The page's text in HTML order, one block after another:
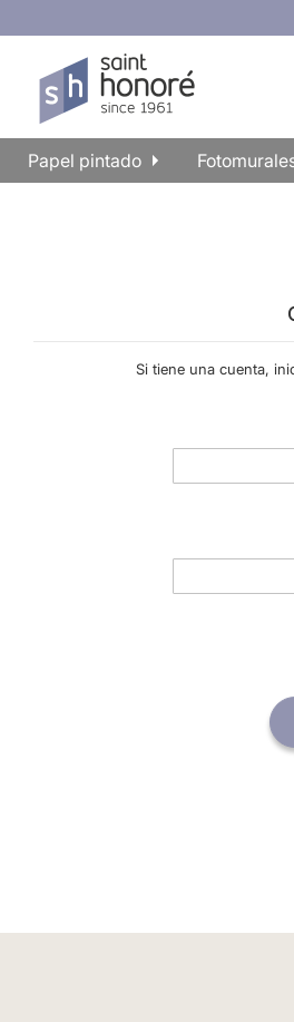
Papel pintado
Si tiene una cuenta,